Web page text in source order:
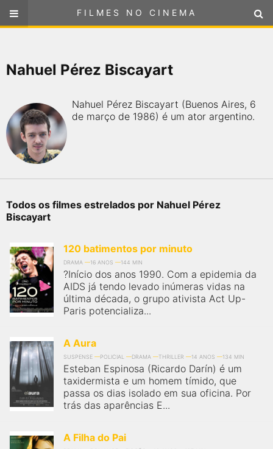
FILMES NO CINEMA
selecione sua localização
Nahuel Pérez Biscayart
Nahuel Pérez Biscayart (Buenos Aires, 6
de março de 1986) é um ator argentino.
Todos os filmes estrelados por Nahuel Pérez
Biscayart
120 batimentos por minuto
DRAMA 16 ANOS 144 MIN
?Início dos anos 1990. Com a epidemia da
AIDS já tendo levado inúmeras vidas na
última década, o grupo ativista Act Up-
Paris potencializa...
A Aura
SUSPENSE POLICIAL DRAMA THRILLER 14 ANOS 134 MIN
Esteban Espinosa (Ricardo Darín) é um
taxidermista e um homem tímido, que
passa os dias isolado em sua oficina. Por
trás das aparências E...
A Filha do Pai
FILMES NO CINEMA
PRÓXIMOS LANÇAMENTOS
GÊNEROS
NOTÍCIAS
PÁGINA INICIAL
sessões de cinema no Brasil. Através dele, você pode
encontrar os filmes no cinema mais próximos a você ou a
qualquer cidade em território brasileiro. Você pode também
acessar informações sobre cinemas, horários, assistir aos
trailers e muito mais.